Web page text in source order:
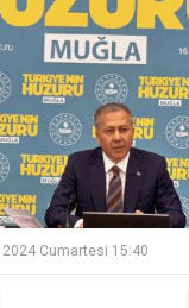
2024 Cumartesi 15:40